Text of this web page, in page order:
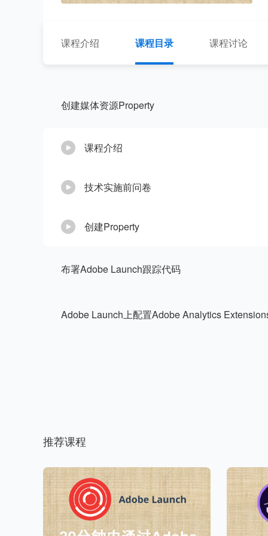
课程介绍 课程目录 课程讨论
创建媒体资源Property
课程介绍
技术实施前问卷
创建Property
布署Adobe Launch跟踪代码
Adobe Launch上配置Adobe Analytics
推荐课程